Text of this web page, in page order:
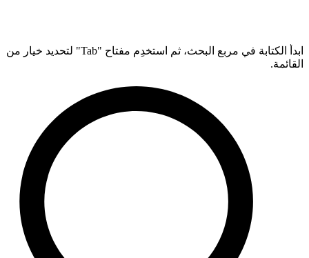
ابدأ الكتابة في مربع البحث، ثم استخدِم مفتاح "Tab" لتحديد خيار من
القائمة.